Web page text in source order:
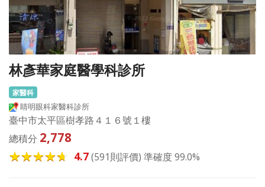
林彥華家庭醫學科診所
家醫科
睛明眼科家醫科診所
臺中市太平區樹孝路４１６號１樓
總積分 2,778
4.7(591則評價) 準確度 99.0%